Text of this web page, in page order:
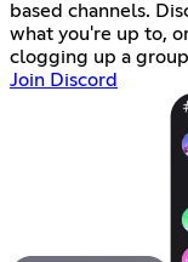
based channels.
what you're up to,
clogging up a
Join Discord